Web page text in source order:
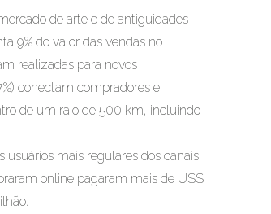
de arte e de antiguidades
9% do valor das vendas no
realizadas para novos
conectam compradores e
de um raio de 500 km, incluindo
usuários mais regulares dos canais
online pagaram mais de US$